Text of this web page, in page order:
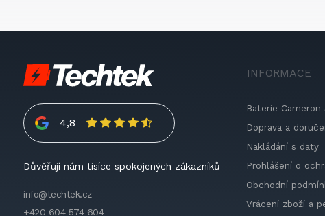
4,8
Důvěřují nám tisíce spokojených zákazníků
info@techtek.cz
+420 604 574 604
INFORMACE
Baterie Cameron
Doprava a
Nakládání s daty
Prohlášení o
Obchodní
Vrácení zboží a